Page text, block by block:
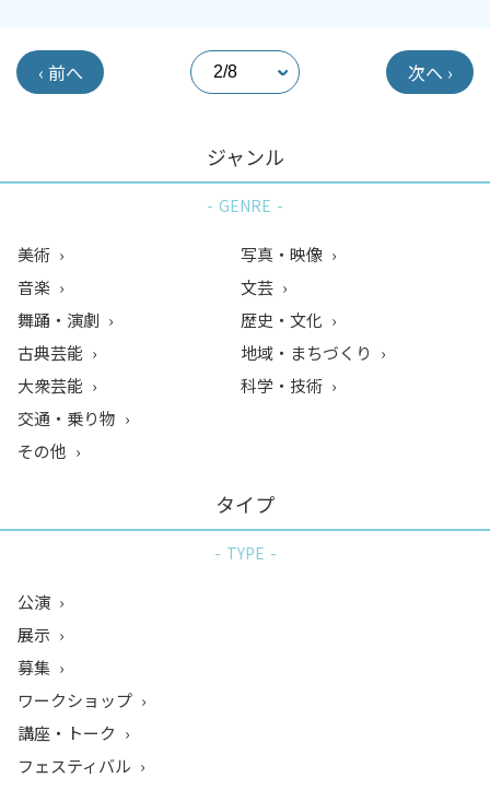
‹ 前へ 次へ ›
ジャンル
GENRE
美術
音楽
舞踊・演劇
古典芸能
大衆芸能
写真・映像
文芸
歴史・文化
地域・まちづくり
科学・技術
交通・乗り物
その他
タイプ
TYPE
公演
展示
募集
ワークショップ
講座・トーク
フェスティバル